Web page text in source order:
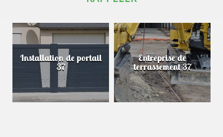
Installation de portail
37
Entreprise de
terrassement 37